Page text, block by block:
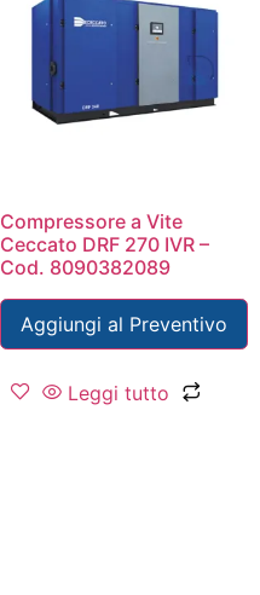
Compressore a Vite
Ceccato DRF 270 IVR –
Cod. 8090382089
Aggiungi al Preventivo
Leggi tutto